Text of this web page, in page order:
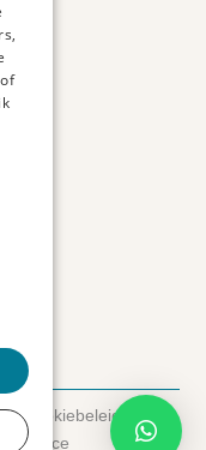
-Cookiebeleid